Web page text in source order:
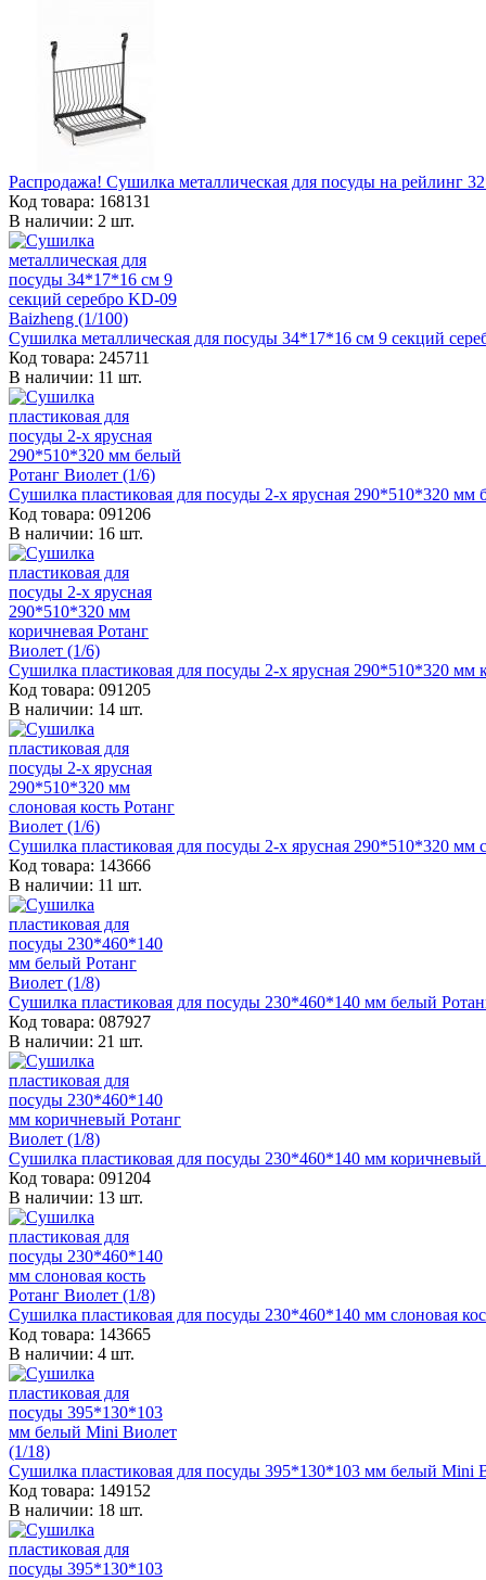
Распродажа! Сушилка металлическая для посуды на рейлинг
Код товара: 168131
В наличии: 2 шт.
Сушилка металлическая для посуды 34*17*16 см 9 секций
Код товара: 245711
В наличии: 11 шт.
Сушилка пластиковая для посуды 2-х ярусная 290*510*320 мм
Код товара: 091206
В наличии: 16 шт.
Сушилка пластиковая для посуды 2-х ярусная 290*510*320 мм
Код товара: 091205
В наличии: 14 шт.
Сушилка пластиковая для посуды 2-х ярусная 290*510*320 мм
Код товара: 143666
В наличии: 11 шт.
Сушилка пластиковая для посуды 230*460*140 мм белый
Код товара: 087927
В наличии: 21 шт.
Сушилка пластиковая для посуды 230*460*140 мм коричневый
Код товара: 091204
В наличии: 13 шт.
Сушилка пластиковая для посуды 230*460*140 мм слоновая
Код товара: 143665
В наличии: 4 шт.
Сушилка пластиковая для посуды 395*130*103 мм белый Mini
Код товара: 149152
В наличии: 18 шт.